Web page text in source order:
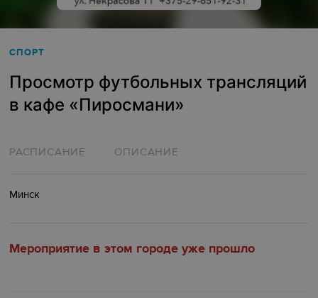
СПОРТ
Просмотр футбольных трансляций
в кафе «Пиросмани»
РАСПИСАНИЕ ОПИСАНИЕ
Минск
Мероприятие в этом городе уже прошло